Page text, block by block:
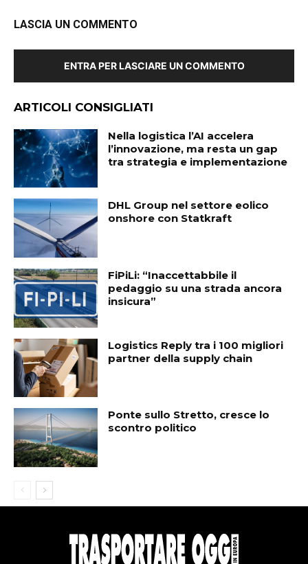
LASCIA UN COMMENTO
ENTRA PER LASCIARE UN COMMENTO
ARTICOLI CONSIGLIATI
Nella logistica l’AI accelera
l’innovazione, ma resta un gap
tra strategia e implementazione
DHL Group nel settore eolico
onshore con Statkraft
FiPiLi: “Inaccettabbile il
pedaggio su una strada ancora
insicura”
Logistics Reply tra i 100 migliori
partner della supply chain
Ponte sullo Stretto, cresce lo
scontro politico